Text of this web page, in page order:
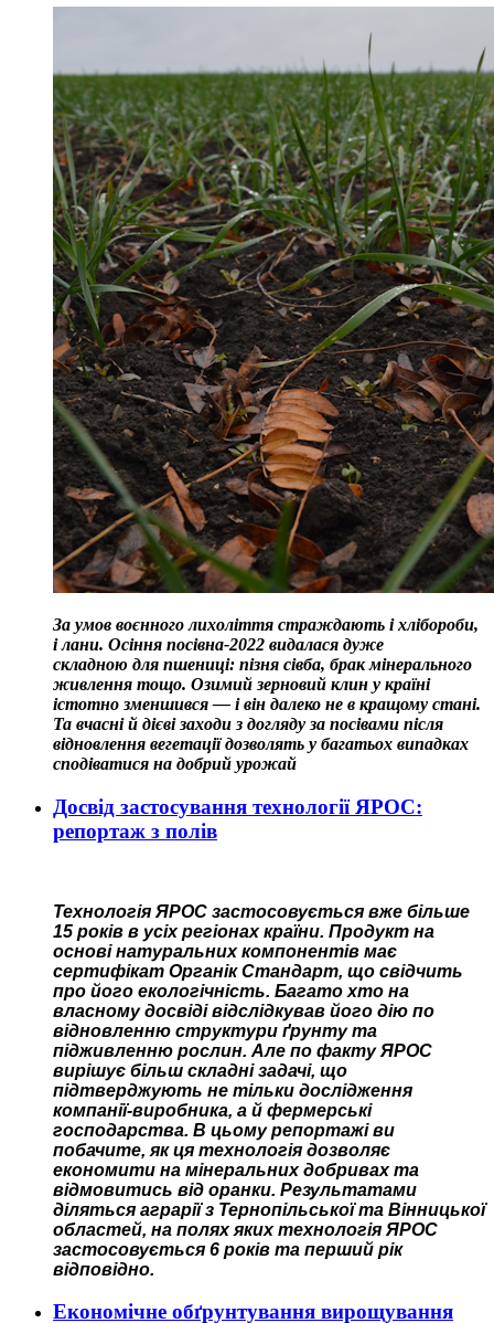
За умов воєнного лихоліття страждають і хлібороби,
і лани. Осіння посівна-2022 видалася дуже
складною для пшениці: пізня сівба, брак мінерального
живлення тощо. Озимий зерновий клин у країні
істотно зменшився — і він далеко не в кращому стані.
Та вчасні й дієві заходи з догляду за посівами після
відновлення вегетації дозволять у багатьох випадках
сподіватися на добрий урожай
Досвід застосування технології ЯРОС:
репортаж з полів
Технологія ЯРОС застосовується вже більше
15 років в усіх регіонах країни. Продукт на
основі натуральних компонентів має
сертифікат Органік Стандарт, що свідчить
про його екологічність. Багато хто на
власному досвіді відслідкував його дію по
відновленню структури ґрунту та
підживленню рослин. Але по факту ЯРОС
вирішує більш складні задачі, що
підтверджують не тільки дослідження
компанії-виробника, а й фермерські
господарства. В цьому репортажі ви
побачите, як ця технологія дозволяє
економити на мінеральних добривах та
відмовитись від оранки. Результатами
діляться аграрії з Тернопільської та Вінницької
областей, на полях яких технологія ЯРОС
застосовується 6 років та перший рік
відповідно.
Економічне обґрунтування вирощування